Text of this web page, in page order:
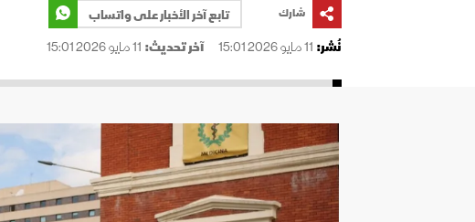
شارك
تابع آخر الأخبار على واتساب
نُشر: 11 مايو 2026 15:01 آخر تحديث: 11 مايو 2026 15:01